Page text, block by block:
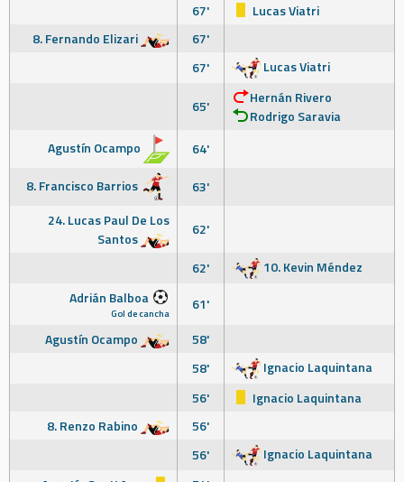
67'
Lucas Viatri
8. Fernando Elizari
67'
67'
Lucas Viatri
65'
Hernán Rivero
Rodrigo Saravia
Agustín Ocampo
64'
8. Francisco Barrios
63'
24. Lucas Paul De Los
Santos
62'
62'
10. Kevin Méndez
Adrián Balboa
Gol de cancha
61'
Agustín Ocampo
58'
58'
Ignacio Laquintana
56'
Ignacio Laquintana
8. Renzo Rabino
56'
56'
Ignacio Laquintana